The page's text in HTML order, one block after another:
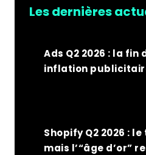
Les dernières
Ads Q2 2026 : la fin
inflation
Shopify Q2 2026 :
mais l’“âge d’or”